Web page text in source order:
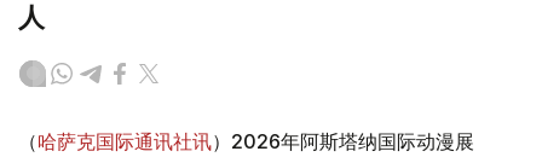
人
（哈萨克国际通讯社讯）2026年阿斯塔纳国际动漫展